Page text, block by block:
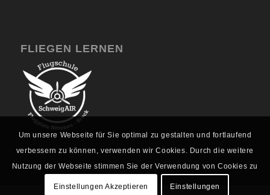
FLIEGEN LERNEN
Um unsere Webseite für Sie optimal zu gestalten und fortlaufend
verbessern zu können, verwenden wir Cookies. Durch die weitere
Nutzung der Webseite stimmen Sie der Verwendung von Cookies zu
Einstellungen Akzeptieren Einstellungen